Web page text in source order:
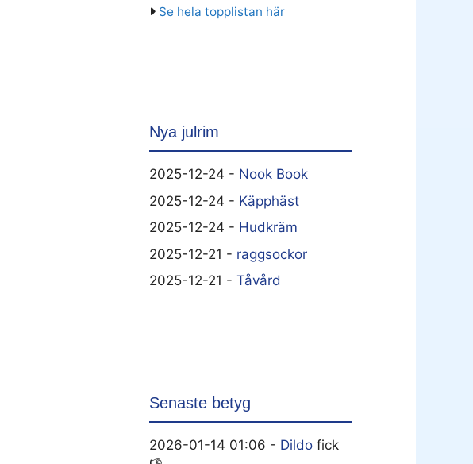
Se hela topplistan här
Nya julrim
2025-12-24 - Nook Book
2025-12-24 - Käpphäst
2025-12-24 - Hudkräm
2025-12-21 - raggsockor
2025-12-21 - Tåvård
Senaste betyg
2026-01-14 01:06 - Dildo fick